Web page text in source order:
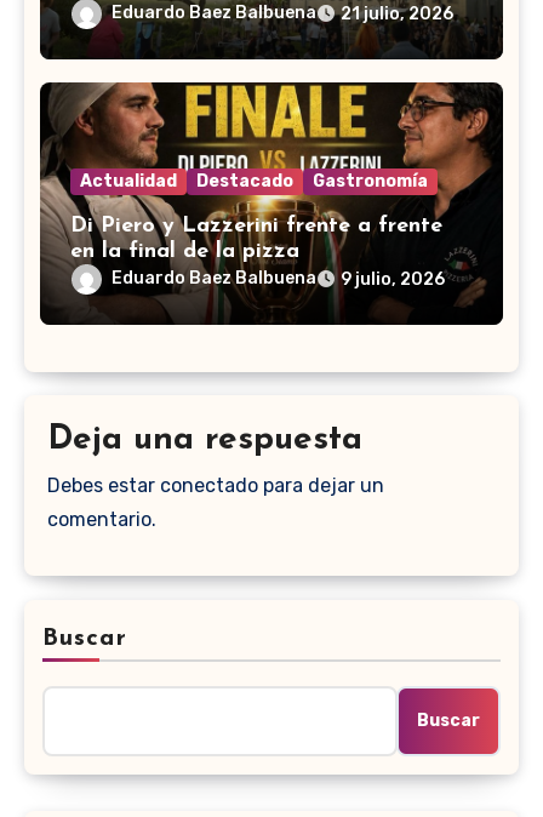
Eduardo Baez Balbuena 21 julio, 2026
Actualidad Destacado Gastronomía
Di Piero y Lazzerini frente a frente
en la final de la pizza
Eduardo Baez Balbuena 9 julio, 2026
Deja una respuesta
Debes estar conectado para dejar un
comentario.
Buscar
Buscar